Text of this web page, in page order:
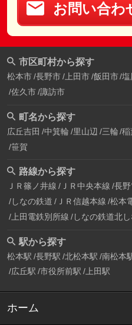
お問い合わ
市区町村から探す
松本市 長野市 上田市 飯田市 塩
佐久市 諏訪市
町名から探す
広丘吉田 中箕輪 里山辺 三輪 稲
笹賀
路線から探す
ＪＲ篠ノ井線 ＪＲ中央本線 長
しなの鉄道 ＪＲ信越本線 松本
上田電鉄別所線 しなの鉄道北
駅から探す
松本駅 長野駅 北松本駅 南松本
広丘駅 市役所前駅 上田駅
ホーム